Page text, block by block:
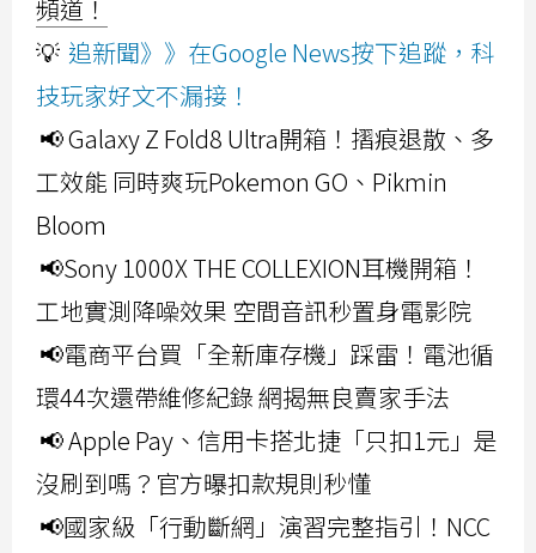
頻道！
💡 追新聞》》在Google News按下追蹤，科
技玩家好文不漏接！
📢 Galaxy Z Fold8 Ultra開箱！摺痕退散、多
工效能 同時爽玩Pokemon GO、Pikmin
Bloom
📢Sony 1000X THE COLLEXION耳機開箱！
工地實測降噪效果 空間音訊秒置身電影院
📢電商平台買「全新庫存機」踩雷！電池循
環44次還帶維修紀錄 網揭無良賣家手法
📢 Apple Pay、信用卡搭北捷「只扣1元」是
沒刷到嗎？官方曝扣款規則秒懂
📢國家級「行動斷網」演習完整指引！NCC